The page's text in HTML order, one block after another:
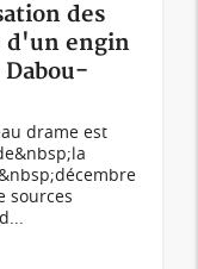
des
d'un engin
drame est
sources